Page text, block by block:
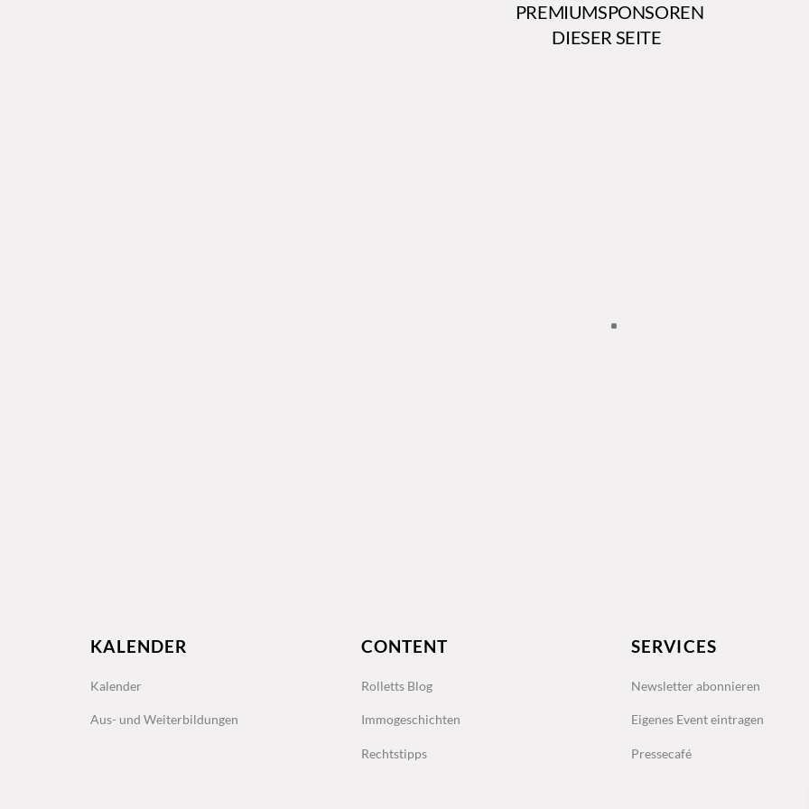
PREMIUMSPONSOREN
DIESER SEITE
KALENDER
Kalender
Aus- und Weiterbildungen
CONTENT
Rolletts Blog
Immogeschichten
Rechtstipps
SERVICES
Newsletter abonnieren
Eigenes Event eintragen
Pressecafé